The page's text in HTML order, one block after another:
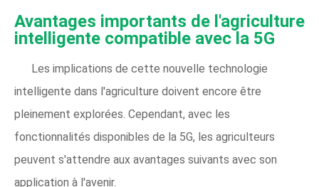
Avantages importants de l'agriculture
intelligente compatible avec la 5G
Les implications de cette nouvelle technologie
intelligente dans l'agriculture doivent encore être
pleinement explorées. Cependant, avec les
fonctionnalités disponibles de la 5G, les agriculteurs
peuvent s'attendre aux avantages suivants avec son
application à l'avenir.